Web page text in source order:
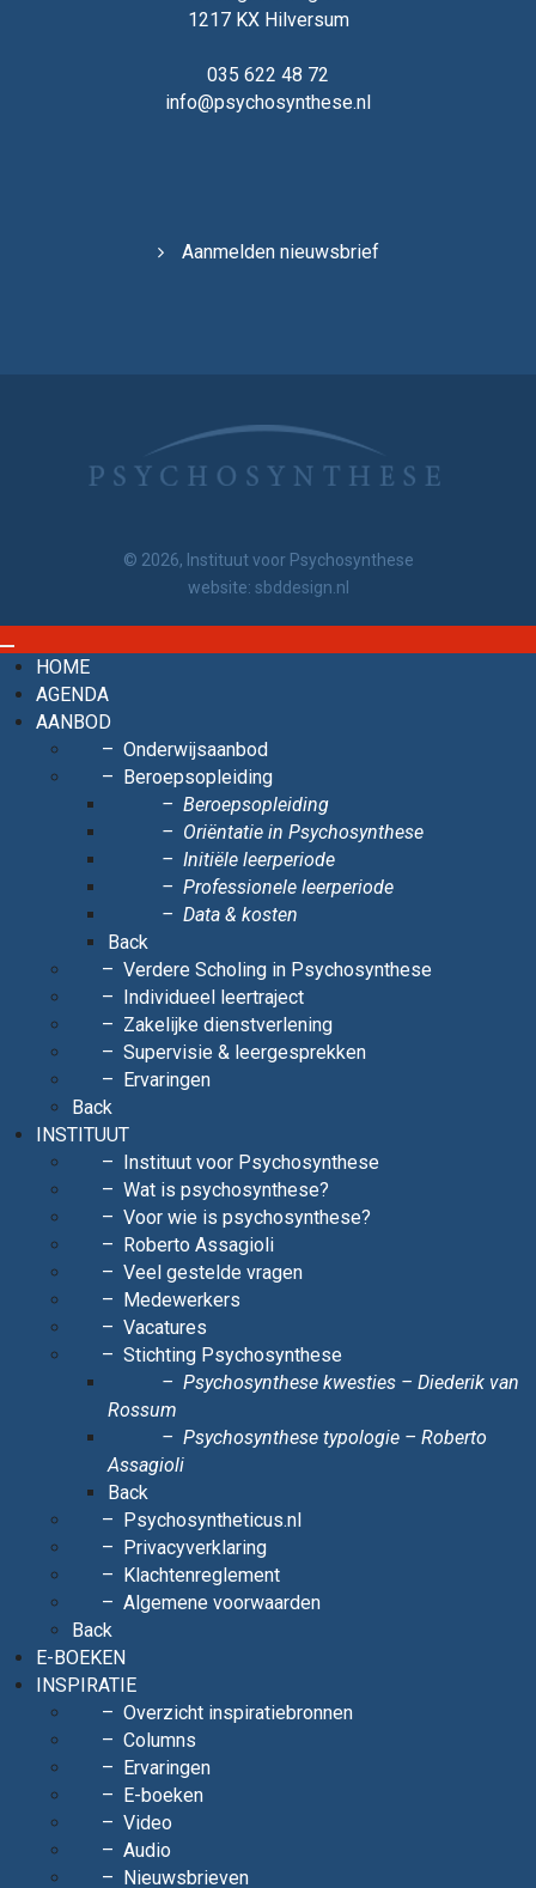
1217 KX Hilversum
035 622 48 72
info@psychosynthese.nl
Aanmelden nieuwsbrief
© 2026, Instituut voor Psychosynthese
website: sbddesign.nl
HOME
AGENDA
AANBOD
Onderwijsaanbod
Beroepsopleiding
Beroepsopleiding
Oriëntatie in Psychosynthese
Initiële leerperiode
Professionele leerperiode
Data & kosten
Back
Verdere Scholing in Psychosynthese
Individueel leertraject
Zakelijke dienstverlening
Supervisie & leergesprekken
Ervaringen
Back
INSTITUUT
Instituut voor Psychosynthese
Wat is psychosynthese?
Voor wie is psychosynthese?
Roberto Assagioli
Veel gestelde vragen
Medewerkers
Vacatures
Stichting Psychosynthese
Psychosynthese kwesties – Diederik van
Rossum
Psychosynthese typologie – Roberto
Assagioli
Back
Psychosyntheticus.nl
Privacyverklaring
Klachtenreglement
Algemene voorwaarden
Back
E-BOEKEN
INSPIRATIE
Overzicht inspiratiebronnen
Columns
Ervaringen
E-boeken
Video
Audio
Nieuwsbrieven